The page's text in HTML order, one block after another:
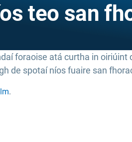
teo san
foraoise atá curtha in
de spotaí níos fuaire san
.